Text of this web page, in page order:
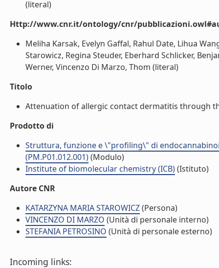
(literal)
Http://www.cnr.it/ontology/cnr/
Meliha Karsak, Evelyn Gaffal, Rahul Date, Lihua
Starowicz, Regina Steuder, Eberhard Schlicker,
Werner, Vincenzo Di Marzo, Thom (literal)
Titolo
Attenuation of allergic contact dermatitis through
Prodotto di
Struttura, funzione e \"profiling\" di
(PM.P01.012.001)(Modulo)
Institute of biomolecular chemistry (ICB)(Istituto)
Autore CNR
KATARZYNA MARIA STAROWICZ(Persona)
VINCENZO DI MARZO (Unità di personale interno)
STEFANIA PETROSINO (Unità di personale esterno)
Incoming links: